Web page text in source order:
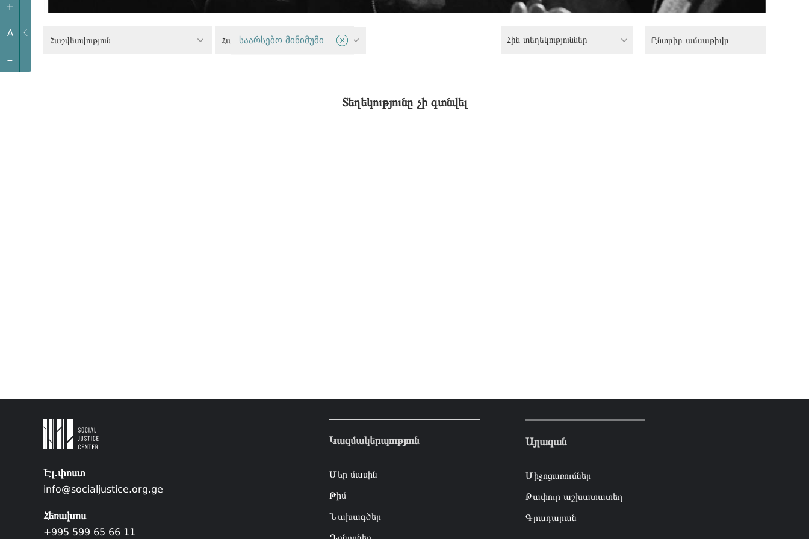
+
A
-
Հաշվետվություն Հավասարության քաղաքականություն
საარსებო მინიმუმი Հին տեղեկություններ
Տեղեկությունը չի գտնվել
Էլ.փոստ
info@socialjustice.org.ge
Հեռախոս
+995 599 65 66 11
Կազմակերպություն
Մեր մասին
Թիմ
Նախագծեր
Այլազան
Միջոցառումներ
Թափուր աշխատատեղ
Գրադարան